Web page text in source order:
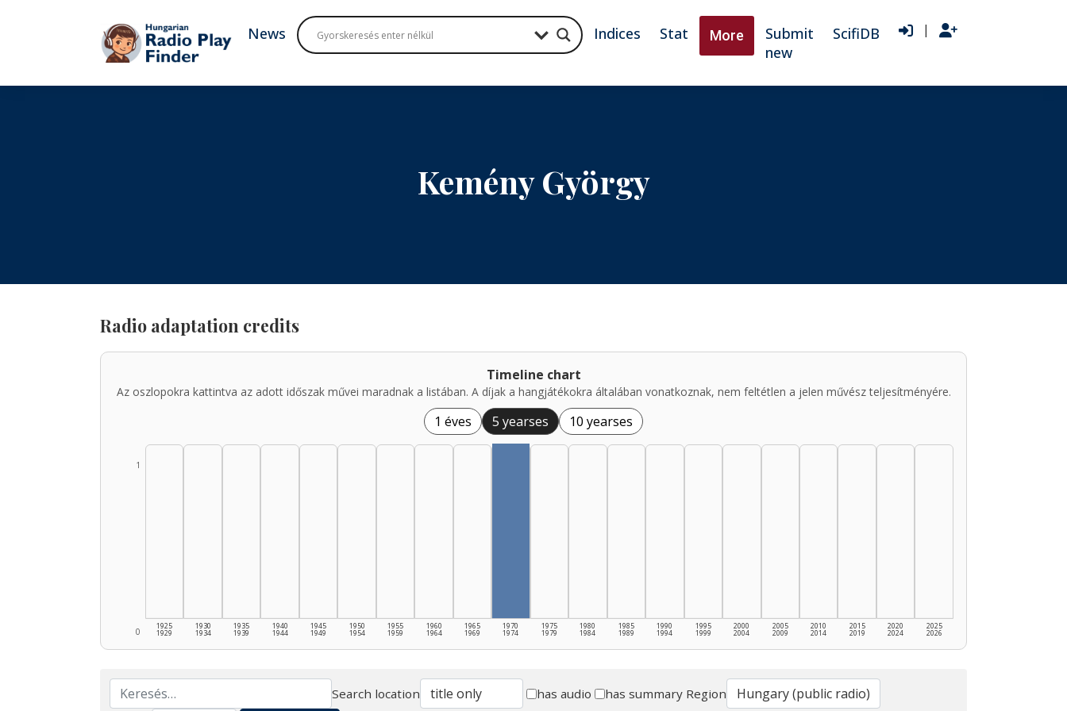
News Indices Stat More
Submit
new
ScifiDB |
Kemény György
Radio adaptation credits
Timeline chart
Az oszlopokra kattintva az adott időszak művei maradnak a listában. A díjak a hangjátékokra általában vonatkoznak, nem feltétlen a jelen művész teljesítményére.
1 éves 5 yearses 10 yearses
0
1
1925
1929
1930
1934
1935
1939
1940
1944
1945
1949
1950
1954
1955
1959
1960
1964
1965
1969
1970
1974
1975
1979
1980
1984
1985
1989
1990
1994
1995
1999
2000
2004
2005
2009
2010
2014
2015
2019
2020
2024
2025
2026
Search location has audio has summary Region